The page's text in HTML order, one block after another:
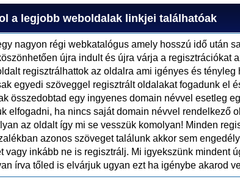
a legjobb weboldalak linkjei találhatóak
nagyon régi webkatalógus amely hosszú idő után
újra indult és újra várja a regisztrációkat
regisztrálhattok az oldalra ami igényes és tényleg
egyedi szöveggel regisztrált oldalakat fogadunk el
összedobtad egy ingyenes domain névvel esetleg
elfogadni, ha nincs saját domain névvel rendelkező
az oldalt így mi se vesszük komolyan! Minden
azonos szöveget találunk akkor sem
vagy inkább ne is regisztrálj. Mi igyekszünk mindent
írva tőled is elvárjuk ugyan ezt ha igénybe akarod